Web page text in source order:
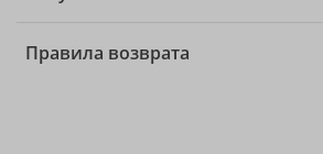
Правила возврата